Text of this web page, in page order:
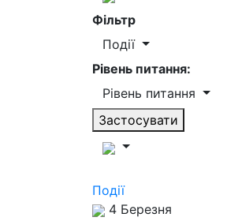
Фільтр
Події
Рівень питання:
Рівень питання
Застосувати
Події
4 Березня